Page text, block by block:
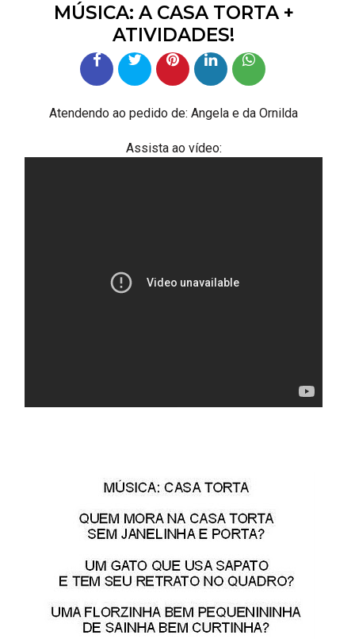
MÚSICA: A CASA TORTA +
ATIVIDADES!
Atendendo ao pedido de: Angela e da Ornilda
Assista ao vídeo: